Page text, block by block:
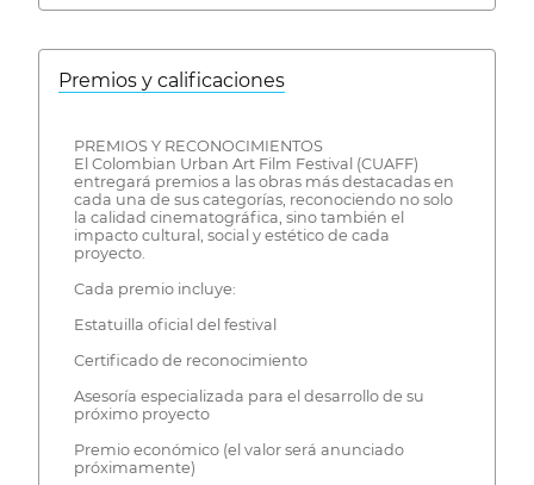
Premios y calificaciones
PREMIOS Y RECONOCIMIENTOS
El Colombian Urban Art Film Festival (CUAFF)
entregará premios a las obras más destacadas en
cada una de sus categorías, reconociendo no solo
la calidad cinematográfica, sino también el
impacto cultural, social y estético de cada
proyecto.
Cada premio incluye:
Estatuilla oficial del festival
Certificado de reconocimiento
Asesoría especializada para el desarrollo de su
próximo proyecto
Premio económico (el valor será anunciado
próximamente)